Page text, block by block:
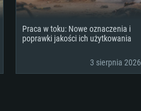
Praca w toku: Nowe oznaczenia i
poprawki jakości ich użytkowania
3 sierpnia 2026